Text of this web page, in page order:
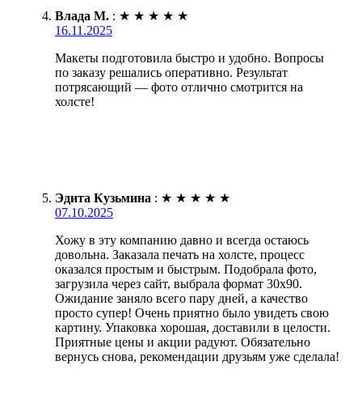
Влада М. : ★ ★ ★ ★ ★
16.11.2025
Макеты подготовила быстро и удобно. Вопросы
по заказу решались оперативно. Результат
потрясающий — фото отлично смотрится на
холсте!
Эдита Кузьмина : ★ ★ ★ ★ ★
07.10.2025
Хожу в эту компанию давно и всегда остаюсь
довольна. Заказала печать на холсте, процесс
оказался простым и быстрым. Подобрала фото,
загрузила через сайт, выбрала формат 30х90.
Ожидание заняло всего пару дней, а качество
просто супер! Очень приятно было увидеть свою
картину. Упаковка хорошая, доставили в целости.
Приятные цены и акции радуют. Обязательно
вернусь снова, рекомендации друзьям уже сделала!